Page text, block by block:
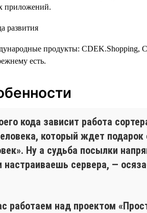
приложений.
продукты: CDEK.Shopping,
есть.
кода зависит работа
который ждет подарок
Ну а судьба посылки
сервера, —
над проектом